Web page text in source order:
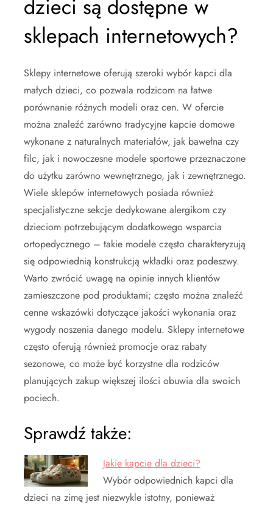
dzieci są dostępne w
sklepach internetowych?
Sklepy internetowe oferują szeroki wybór kapci dla
małych dzieci, co pozwala rodzicom na łatwe
porównanie różnych modeli oraz cen. W ofercie
można znaleźć zarówno tradycyjne kapcie domowe
wykonane z naturalnych materiałów, jak bawełna czy
filc, jak i nowoczesne modele sportowe przeznaczone
do użytku zarówno wewnętrznego, jak i zewnętrznego.
Wiele sklepów internetowych posiada również
specjalistyczne sekcje dedykowane alergikom czy
dzieciom potrzebującym dodatkowego wsparcia
ortopedycznego – takie modele często charakteryzują
się odpowiednią konstrukcją wkładki oraz podeszwy.
Warto zwrócić uwagę na opinie innych klientów
zamieszczone pod produktami; często można znaleźć
cenne wskazówki dotyczące jakości wykonania oraz
wygody noszenia danego modelu. Sklepy internetowe
często oferują również promocje oraz rabaty
sezonowe, co może być korzystne dla rodziców
planujących zakup większej ilości obuwia dla swoich
pociech.
Sprawdź także:
Jakie kapcie dla dzieci?
Wybór odpowiednich kapci dla
dzieci na zimę jest niezwykle istotny, ponieważ